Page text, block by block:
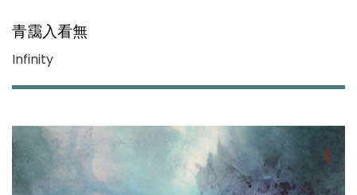
青靄入看無
Infinity